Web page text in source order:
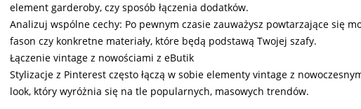
element garderoby, czy sposób łączenia dodatków.
Analizuj wspólne cechy: Po pewnym czasie zauważysz powtarzające się
fason czy konkretne materiały, które będą podstawą Twojej szafy.
Łączenie vintage z nowościami z eButik
Stylizacje z Pinterest często łączą w sobie elementy vintage z
look, który wyróżnia się na tle popularnych, masowych trendów.